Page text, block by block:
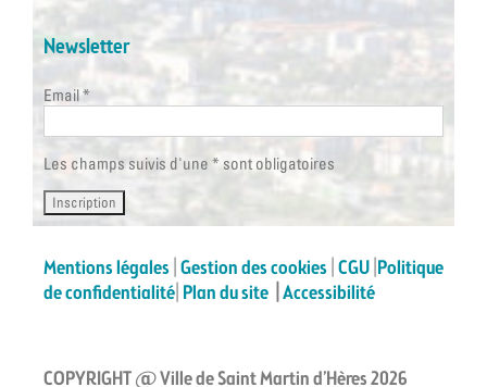
Newsletter
Email *
Les champs suivis d'une * sont obligatoires
Mentions légales Gestion des cookies CGU Politique
de confidentialité Plan du site Accessibilité
COPYRIGHT @ Ville de Saint Martin d’Hères 2026